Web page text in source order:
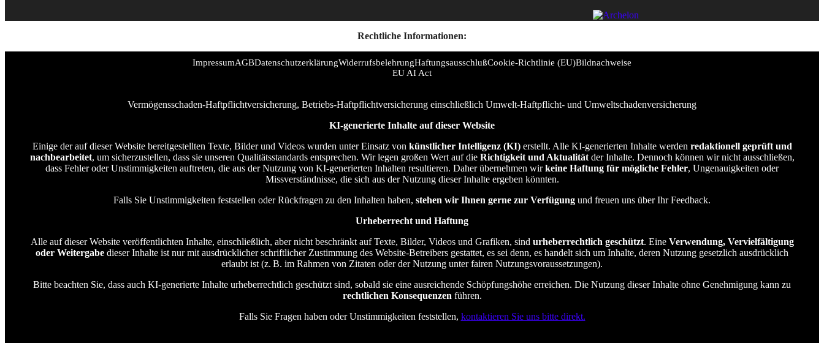
Rechtliche Informationen:
ImpressumAGBDatenschutzerklärungWiderrufsbelehrungHaftungsausschlußCookie-Richtlinie (EU)Bildnachweise
EU AI Act
Vermögensschaden-Haftpflichtversicherung, Betriebs-Haftpflichtversicherung einschließlich Umwelt-Haftpflicht- und Umweltschadenversicherung
KI-generierte Inhalte auf dieser Website
Einige der auf dieser Website bereitgestellten Texte, Bilder und Videos wurden unter Einsatz von künstlicher Intelligenz (KI)erstellt. Alle KI-generierten Inhalte werden redaktionell geprüft und
nachbearbeitet, um sicherzustellen, dass sie unseren Qualitätsstandards entsprechen. Wir legen großen Wert auf die Richtigkeit und Aktualitätder Inhalte. Dennoch können wir nicht ausschließen,
dass Fehler oder Unstimmigkeiten auftreten, die aus der Nutzung von KI-generierten Inhalten resultieren. Daher übernehmen wirkeine Haftung für mögliche Fehler, Ungenauigkeiten oder
Missverständnisse, die sich aus der Nutzung dieser Inhalte ergeben könnten.
Falls Sie Unstimmigkeiten feststellen oder Rückfragen zu den Inhalten haben, stehen wir Ihnen gerne zur Verfügung und freuen uns über Ihr Feedback.
Urheberrecht und Haftung
Alle auf dieser Website veröffentlichten Inhalte, einschließlich, aber nicht beschränkt auf Texte, Bilder, Videos und Grafiken, sind urheberrechtlich geschützt. Eine Verwendung, Vervielfältigung
oder Weitergabe dieser Inhalte ist nur mit ausdrücklicher schriftlicher Zustimmung des Website-Betreibers gestattet, es sei denn, es handelt sich um Inhalte, deren Nutzung gesetzlich ausdrücklich
erlaubt ist (z. B. im Rahmen von Zitaten oder der Nutzung unter fairen Nutzungsvoraussetzungen).
Bitte beachten Sie, dass auch KI-generierte Inhalte urheberrechtlich geschützt sind, sobald sie eine ausreichende Schöpfungshöhe erreichen. Die Nutzung dieser Inhalte ohne Genehmigung kann zu
rechtlichen Konsequenzen führen.
Falls Sie Fragen haben oder Unstimmigkeiten feststellen, kontaktieren Sie uns bitte direkt.